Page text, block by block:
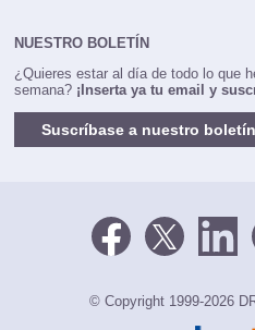
NUESTRO BOLETÍN
¿Quieres estar al día de todo lo que
semana? ¡Inserta ya tu email y
Suscríbase a nuestro boletín
© Copyright 1999-2026